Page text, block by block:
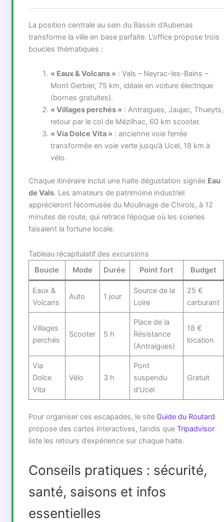
La position centrale au sein du Bassin d’Aubenas
transforme la ville en base parfaite. L’office propose trois
boucles thématiques :
« Eaux & Volcans » : Vals – Neyrac-les-Bains –
Mont Gerbier, 75 km, idéale en voiture électrique
(bornes gratuites).
« Villages perchés » : Antraigues, Jaujac, Thueyts,
retour par le col de Mézilhac, 60 km scooter.
« Via Dolce Vita » : ancienne voie ferrée
transformée en voie verte jusqu’à Ucel, 18 km à
vélo.
Chaque itinéraire inclut une halte dégustation signée Eau
de Vals. Les amateurs de patrimoine industriel
apprécieront l’écomusée du Moulinage de Chirols, à 12
minutes de route, qui retrace l’époque où les soieries
faisaient la fortune locale.
Tableau récapitulatif des excursions
Boucle
Mode Durée Point fort Budget
Eaux &
Volcans
Auto 1 jour
Source de la
Loire
25 €
carburant
Villages
perchés
Scooter 5 h
Place de la
Résistance
(Antraigues)
18 €
location
Via
Dolce
Vita
Vélo 3 h
Pont
suspendu
d’Ucel
Gratuit
Pour organiser ces escapades, le site Guide du Routard
propose des cartes interactives, tandis que Tripadvisor
liste les retours d’expérience sur chaque halte.
Conseils pratiques : sécurité,
santé, saisons et infos
essentielles